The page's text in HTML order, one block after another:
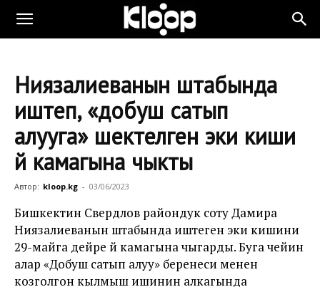
Ниязалиеванын штабында
иштеп, «добуш сатып
алууга» шектелген эки киши
үй камагына чыкты
Автор: kloop.kg - 03/06/2023
Бишкектин Свердлов райондук соту Дамира
Ниязалиеванын штабында иштеген эки кишини
29-майга дейре үй камагына чыгарды. Буга чейин
алар «Добуш сатып алуу» беренеси менен
козголгон кылмыш ишинин алкагында